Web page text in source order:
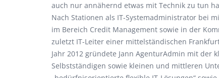
auch nur annähernd etwas mit Technik zu tun
Nach Stationen als IT-Systemadministrator bei
im Bereich Credit Management sowie in der
zuletzt IT-Leiter einer mittelständischen
Jahr 2012 gründete Jann AgenturAdmin mit der
Selbstständigen sowie kleinen und mittleren